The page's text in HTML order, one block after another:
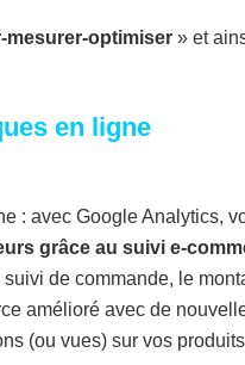
mesurer-optimiser » et
en ligne
: avec Google Analytics,
grâce au suivi e-
de commande, le
amélioré avec de
(ou vues) sur vos